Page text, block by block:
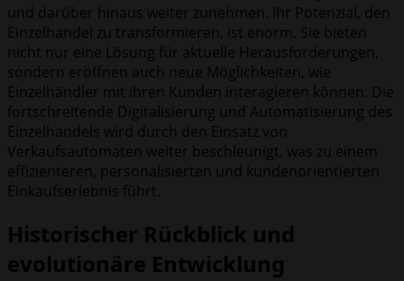
und darüber hinaus weiter zunehmen. Ihr Potenzial, den
Einzelhandel zu transformieren, ist enorm. Sie bieten
nicht nur eine Lösung für aktuelle Herausforderungen,
sondern eröffnen auch neue Möglichkeiten, wie
Einzelhändler mit ihren Kunden interagieren können. Die
fortschreitende Digitalisierung und Automatisierung des
Einzelhandels wird durch den Einsatz von
Verkaufsautomaten weiter beschleunigt, was zu einem
effizienteren, personalisierten und kundenorientierten
Einkaufserlebnis führt.
Historischer Rückblick und
evolutionäre Entwicklung